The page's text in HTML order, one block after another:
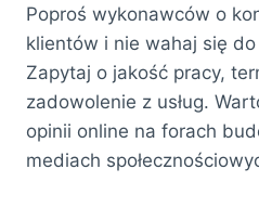
Poproś wykonawców o
klientów i nie wahaj się
Zapytaj o jakość pracy,
zadowolenie z usług.
opinii online na forach
mediach